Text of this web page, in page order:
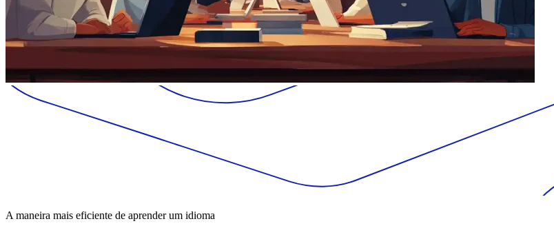
A maneira mais eficiente de aprender um idioma